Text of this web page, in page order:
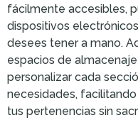
fácilmente accesibles,
dispositivos
desees tener a mano.
espacios de
personalizar cada
necesidades,
tus pertenencias sin